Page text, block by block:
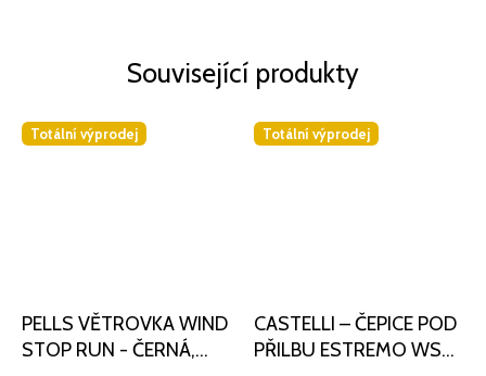
Související produkty
Totální výprodej
PELLS VĚTROVKA WIND
STOP RUN - ČERNÁ,
Totální výprodej
CASTELLI – ČEPICE POD
PŘILBU ESTREMO WS